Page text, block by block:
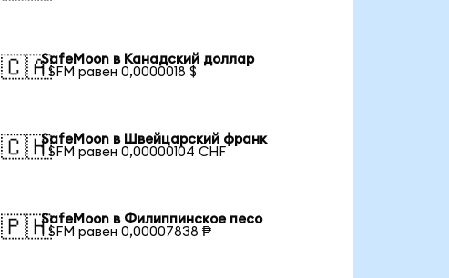
🇨🇦SafeMoon в Канадский доллар
1 SFM равен 0,0000018 $
🇨🇭SafeMoon в Швейцарский франк
1 SFM равен 0,00000104 CHF
🇵🇭SafeMoon в Филиппинское песо
1 SFM равен 0,00007838 ₱